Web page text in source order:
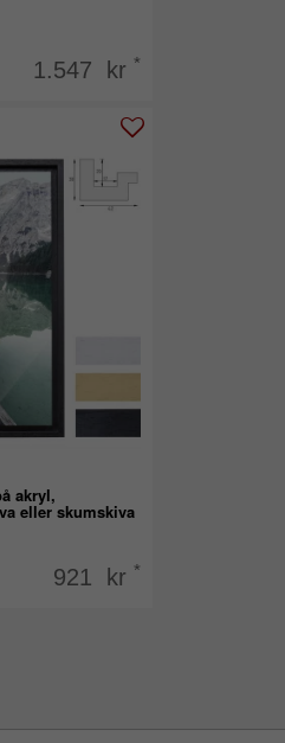
1.547 kr *
akryl,
eller skumskiva
921 kr *